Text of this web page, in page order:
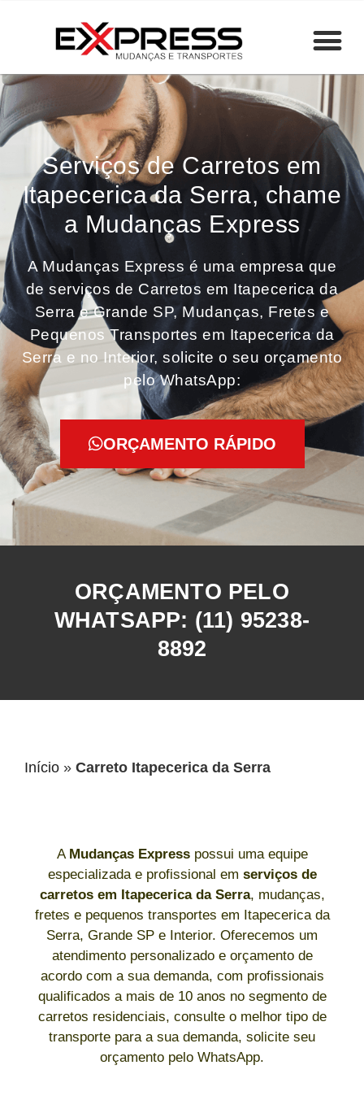
Serviços de Carretos em
Itapecerica da Serra, chame
a Mudanças Express
A Mudanças Express é uma empresa que
de serviços de Carretos em Itapecerica da
Serra e Grande SP, Mudanças, Fretes e
Pequenos Transportes em Itapecerica da
Serra e no Interior, solicite o seu orçamento
pelo WhatsApp:
ORÇAMENTO RÁPIDO
ORÇAMENTO PELO
WHATSAPP: (11) 95238-
8892
Início » Carreto Itapecerica da Serra
A Mudanças Expresspossui uma equipe
especializada e profissional em serviços de
carretos em Itapecerica da Serra, mudanças,
fretes e pequenos transportes em Itapecerica da
Serra, Grande SP e Interior. Oferecemos um
atendimento personalizado e orçamento de
acordo com a sua demanda, com profissionais
qualificados a mais de 10 anos no segmento de
carretos residenciais, consulte o melhor tipo de
transporte para a sua demanda, solicite seu
orçamento pelo WhatsApp.